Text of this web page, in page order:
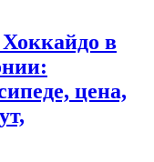
Хоккайдо в
цена,